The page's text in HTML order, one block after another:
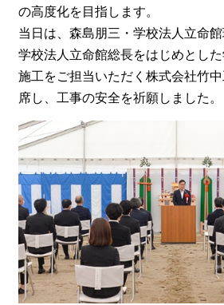
の高度化を目指します。
当日は、森島朋三・学校法人立命
学校法人立命館総長をはじめとし
施工をご担当いただく株式会社竹
席し、工事の安全を祈願しました。